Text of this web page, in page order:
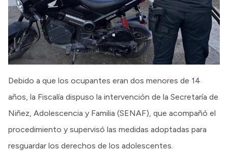
Debido a que los ocupantes eran dos menores de 14
años, la Fiscalía dispuso la intervención de la Secretaría de
Niñez, Adolescencia y Familia (SENAF), que acompañó el
procedimiento y supervisó las medidas adoptadas para
resguardar los derechos de los adolescentes.